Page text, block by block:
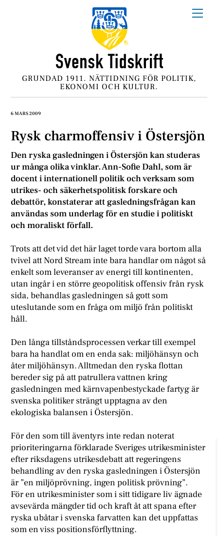
GRUNDAD 1911. NÄTTIDNING FÖR POLITIK,
EKONOMI OCH KULTUR.
6 MARS 2009
Rysk charmoffensiv i Östersjön
Den ryska gasledningen i Östersjön kan studeras
ur många olika vinklar. Ann-Sofie Dahl, som är
docent i internationell politik och verksam som
utrikes- och säkerhetspolitisk forskare och
debattör, konstaterar att gasledningsfrågan kan
användas som underlag för en studie i politiskt
och moraliskt förfall.
Trots att det vid det här laget torde vara bortom alla
tvivel att Nord Stream inte bara handlar om något så
enkelt som leveranser av energi till kontinenten,
utan ingår i en större geopolitisk offensiv från rysk
sida, behandlas gasledningen så gott som
uteslutande som en fråga om miljö från politiskt
håll.
Den långa tillståndsprocessen verkar till exempel
bara ha handlat om en enda sak: miljöhänsyn och
åter miljöhänsyn. Alltmedan den ryska flottan
bereder sig på att patrullera vattnen kring
gasledningen med kärnvapenbestyckade fartyg är
svenska politiker strängt upptagna av den
ekologiska balansen i Östersjön.
För den som till äventyrs inte redan noterat
prioriteringarna förklarade Sveriges utrikesminister
efter riksdagens utrikesdebatt att regeringens
behandling av den ryska gasledningen i Östersjön
är ”en miljöprövning, ingen politisk prövning”.
För en utrikesminister som i sitt tidigare liv ägnade
avsevärda mängder tid och kraft åt att spana efter
ryska ubåtar i svenska farvatten kan det uppfattas
som en viss positionsförflyttning.